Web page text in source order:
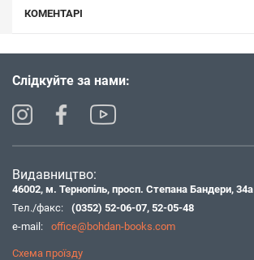
КОМЕНТАРІ
Слідкуйте за нами:
Видавництво:
46002, м. Тернопіль, просп. Степана Бандери, 34а
Тел./факс:
(0352) 52-06-07, 52-05-48
e-mail:
office@bohdan-books.com
Схема проїзду